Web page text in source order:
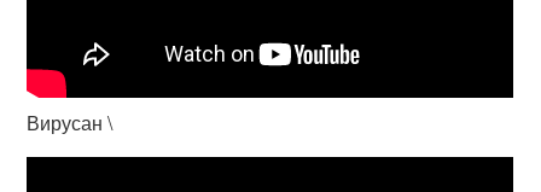
Вирусан \